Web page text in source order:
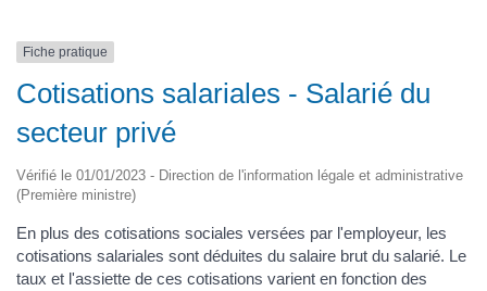
Fiche pratique
Cotisations salariales - Salarié du
secteur privé
Vérifié le 01/01/2023 - Direction de l'information légale et administrative
(Première ministre)
En plus des cotisations sociales versées par l'employeur, les
cotisations salariales sont déduites du salaire brut du salarié. Le
taux et l'assiette de ces cotisations varient en fonction des